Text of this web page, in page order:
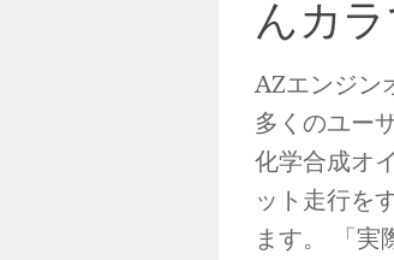
んカ
AZエンジン
多くのユー
化学合成オ
ット走行を
ます。 「実